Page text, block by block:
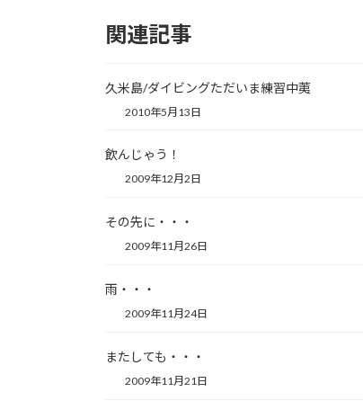
関連記事
久米島/ダイビングただいま練習中荑
2010年5月13日
飲んじゃう！
2009年12月2日
その先に・・・
2009年11月26日
雨・・・
2009年11月24日
またしても・・・
2009年11月21日